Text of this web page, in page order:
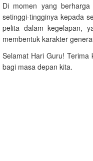
Di momen yang
setinggi-tingginya kepada
pelita dalam kegelapan,
membentuk karakter
Selamat Hari Guru! Terima
bagi masa depan kita.